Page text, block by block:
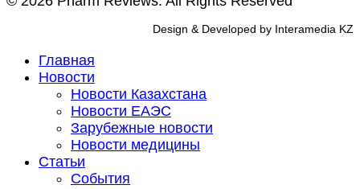
Design & Developed by Interamedia KZ
Главная
Новости
Новости Казахстана
Новости ЕАЭС
Зарубежные новости
Новости медицины
Статьи
События